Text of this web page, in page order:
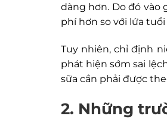
dàng hơn. Do đó vào
phí hơn so với lứa
Tuy nhiên, chỉ định
phát hiện sớm sai
sữa cần phải được
2. Những